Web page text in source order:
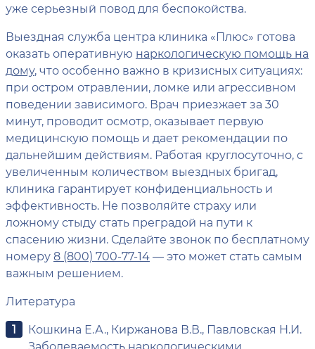
уже серьезный повод для беспокойства.
Выездная служба центра клиника «Плюс» готова
оказать оперативную наркологическую помощь на
дому, что особенно важно в кризисных ситуациях:
при остром отравлении, ломке или агрессивном
поведении зависимого. Врач приезжает за 30
минут, проводит осмотр, оказывает первую
медицинскую помощь и дает рекомендации по
дальнейшим действиям. Работая круглосуточно, с
увеличенным количеством выездных бригад,
клиника гарантирует конфиденциальность и
эффективность. Не позволяйте страху или
ложному стыду стать преградой на пути к
спасению жизни. Сделайте звонок по бесплатному
номеру8 (800) 700-77-14— это может стать самым
важным решением.
Литература
Кошкина Е.А., Киржанова В.В., Павловская Н.И.
Заболеваемость наркологическими